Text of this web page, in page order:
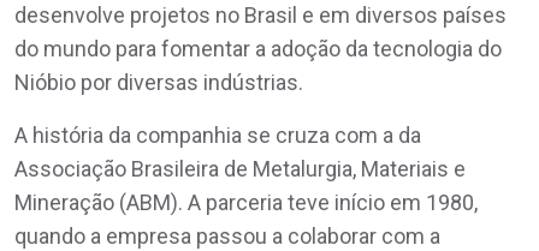
desenvolve projetos no Brasil e em diversos países
do mundo para fomentar a adoção da tecnologia do
Nióbio por diversas indústrias.
A história da companhia se cruza com a da
Associação Brasileira de Metalurgia, Materiais e
Mineração (ABM). A parceria teve início em 1980,
quando a empresa passou a colaborar com a